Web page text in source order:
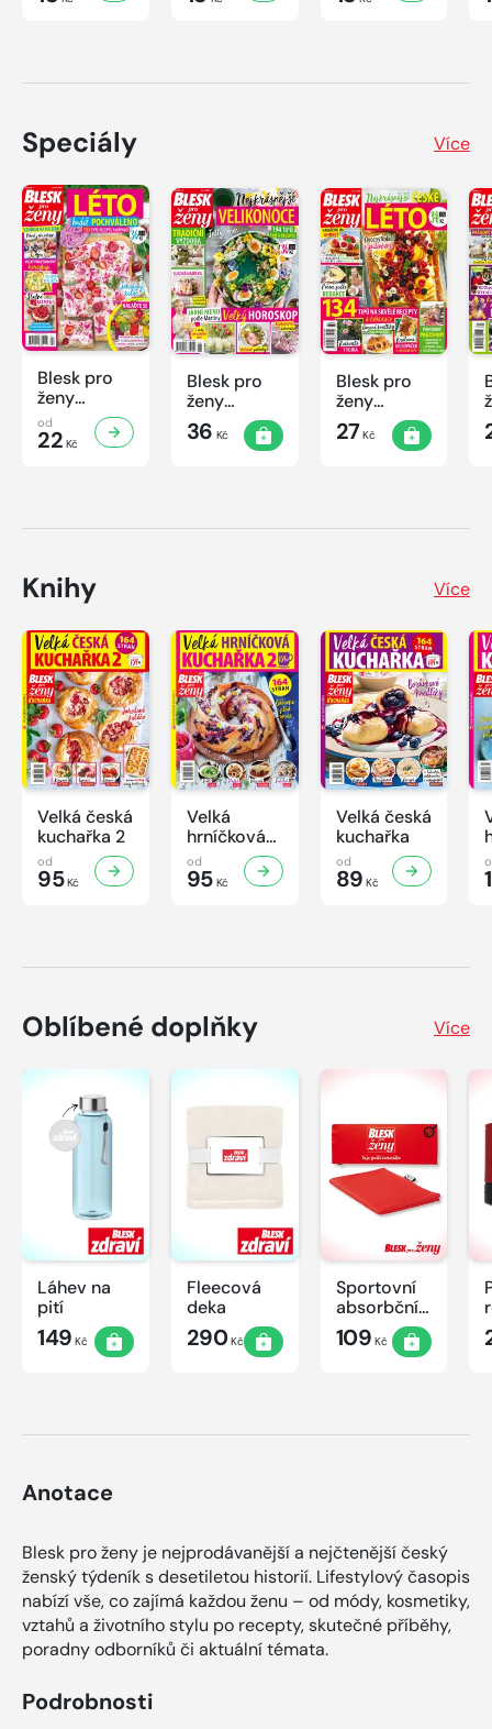
Speciály Více
Blesk pro
ženy
speciál
č.2/2026
od
22 Kč
Blesk pro
ženy
speciál
č.1/2026
36 Kč
Blesk pro
ženy
speciál
č.2/2025
27Kč
Knihy Více
Velká česká
kuchařka 2
od
95Kč
Velká
hrníčková
kuchařka II
od
95Kč
Velká česká
kuchařka
od
89 Kč
Oblíbené doplňky Více
Láhev na
pití
149 Kč
Fleecová
deka
290Kč
Sportovní
absorbční
ručník
109 Kč
Anotace
Blesk pro ženy je nejprodávanější a nejčtenější český
ženský týdeník s desetiletou historií. Lifestylový časopis
nabízí vše, co zajímá každou ženu – od módy, kosmetiky,
vztahů a životního stylu po recepty, skutečné příběhy,
poradny odborníků či aktuální témata.
Podrobnosti